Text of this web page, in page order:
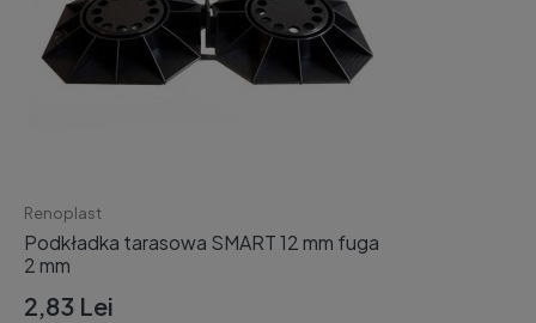
Renoplast
Podkładka tarasowa SMART 12 mm fuga
2 mm
2,83 Lei